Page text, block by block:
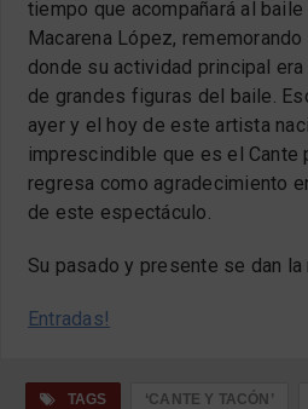
tiempo que acompañará al
Macarena López,
donde su actividad principal
de grandes figuras del baile.
ayer y el hoy de este artista
imprescindible que es el Cante
regresa como agradecimiento
de este espectáculo.
Su pasado y presente se dan la
Entradas!
TAGS ‘CANTE Y TACÓN’